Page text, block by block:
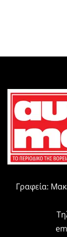
Γραφεία: